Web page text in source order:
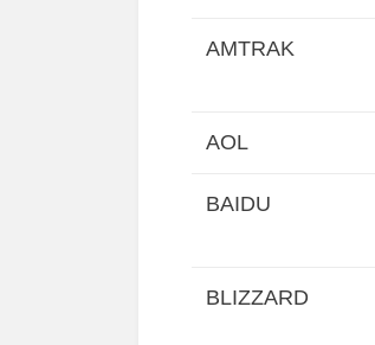
AMTRAK
AOL
BAIDU
BLIZZARD